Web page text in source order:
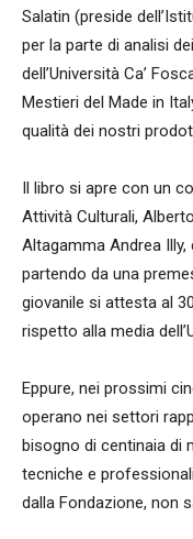
Salatin (preside
per la parte di analisi
dell’Università Ca’
Mestieri del Made in
qualità dei nostri
Il libro si apre con un
Attività Culturali,
Altagamma Andrea
partendo da una
giovanile si attesta al
rispetto alla media
Eppure, nei prossimi
operano nei settori
bisogno di centinaia di
tecniche e
dalla Fondazione, non